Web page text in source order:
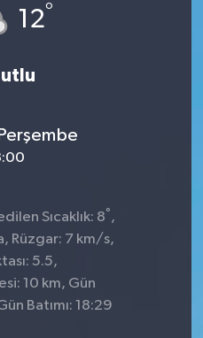
12°
Sıcaklık: 8° ,
Rüzgar: 7 km/s,
5.5,
10 km, Gün
Batımı: 18:29